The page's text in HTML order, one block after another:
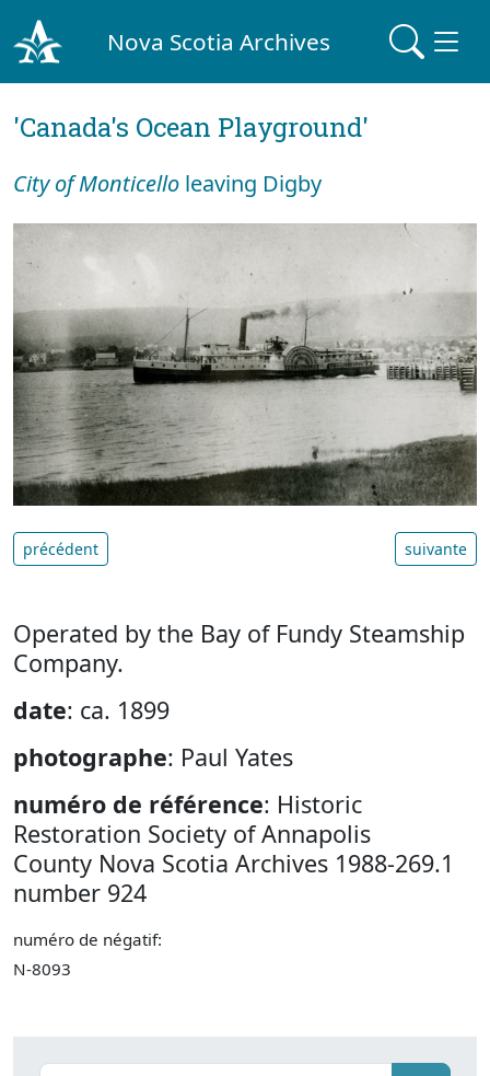
Nova Scotia Archives
'Canada's Ocean Playground'
City of Monticello leaving Digby
précédent suivante
Operated by the Bay of Fundy Steamship
Company.
date: ca. 1899
photographe: Paul Yates
numéro de référence: Historic
Restoration Society of Annapolis
County Nova Scotia Archives 1988-269.1
number 924
numéro de négatif:
N-8093